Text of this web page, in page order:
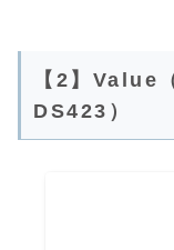
【2】Value
DS423）